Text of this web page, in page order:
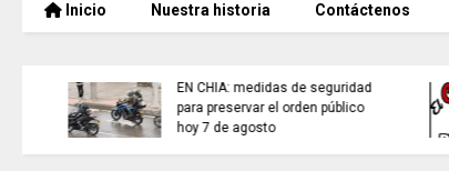
Inicio Nuestra historia Contáctenos
sistemas de recolección de
aguas lluvias para enfrentar el
fenómeno de El Niño.